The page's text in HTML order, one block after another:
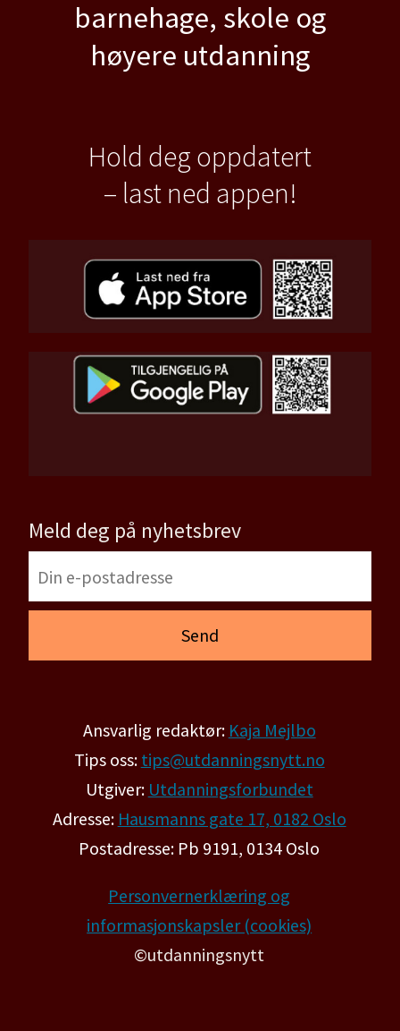
barnehage, skole og
høyere utdanning
Hold deg oppdatert
– last ned appen!
Meld deg på nyhetsbrev
Ansvarlig redaktør: Kaja Mejlbo
Tips oss: tips@utdanningsnytt.no
Utgiver: Utdanningsforbundet
Adresse: Hausmanns gate 17, 0182 Oslo
Postadresse: Pb 9191, 0134 Oslo
Personvernerklæring og
informasjonskapsler (cookies)
©utdanningsnytt